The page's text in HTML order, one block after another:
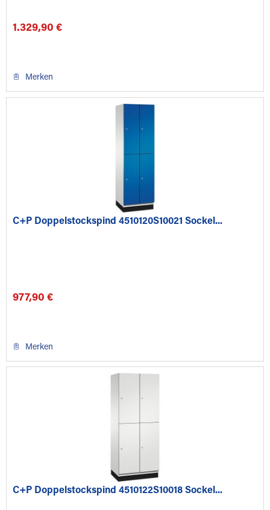
1.329,90 €
Merken
C+P Doppelstockspind 4510120S10021 Sockel...
977,90 €
Merken
C+P Doppelstockspind 4510122S10018 Sockel...